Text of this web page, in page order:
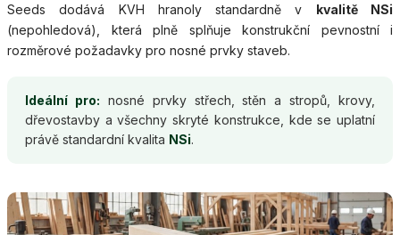
Seeds dodává KVH hranoly standardně v kvalitě NSi
(nepohledová), která plně splňuje konstrukční pevnostní i
rozměrové požadavky pro nosné prvky staveb.
Ideální pro: nosné prvky střech, stěn a stropů, krovy,
dřevostavby a všechny skryté konstrukce, kde se uplatní
právě standardní kvalita NSi.